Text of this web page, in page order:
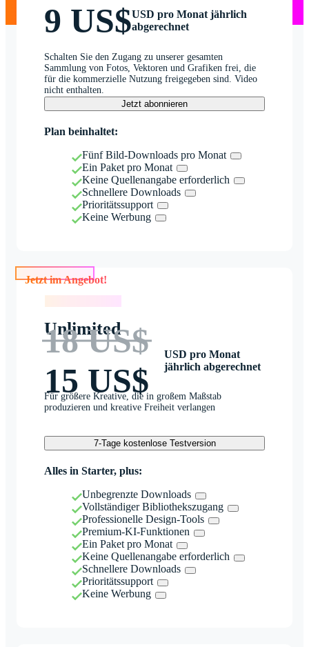
9 US$USD pro Monat jährlich
abgerechnet
Schalten Sie den Zugang zu unserer gesamten
Sammlung von Fotos, Vektoren und Grafiken frei, die
für die kommerzielle Nutzung freigegeben sind. Video
nicht enthalten.
Jetzt abonnieren
Plan beinhaltet:
Fünf Bild-Downloads pro Monat
Ein Paket pro Monat
Keine Quellenangabe erforderlich
Schnellere Downloads
Prioritätssupport
Keine Werbung
Jetzt im Angebot!
Unlimited
18 US$
15 US$
USD pro Monat
jährlich abgerechnet
Für größere Kreative, die in großem Maßstab
produzieren und kreative Freiheit verlangen
7-Tage kostenlose Testversion
Alles in Starter, plus:
Unbegrenzte Downloads
Vollständiger Bibliothekszugang
Professionelle Design-Tools
Premium-KI-Funktionen
Ein Paket pro Monat
Keine Quellenangabe erforderlich
Schnellere Downloads
Prioritätssupport
Keine Werbung